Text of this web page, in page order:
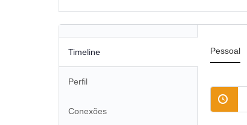
Timeline
Perfil
Conexões
Pessoal